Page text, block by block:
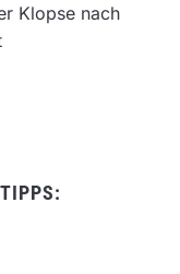
Klopse nach